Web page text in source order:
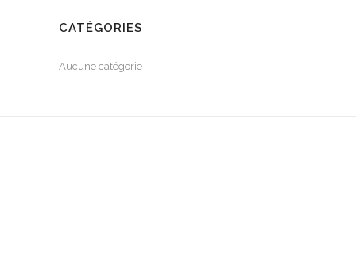
CATÉGORIES
Aucune catégorie